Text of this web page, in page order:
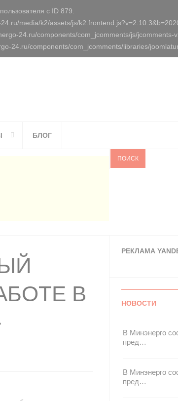
с ID 879.
media/k2/assets/js/
24.ru/components/com_jcomments/js/jcomments-
24.ru/components/com_jcomments/libraries/
БЛОГ
ПОИСК
В
РЕКЛАМА
НОВОСТИ
В Минэнерго
пред…
В Минэнерго
пред…